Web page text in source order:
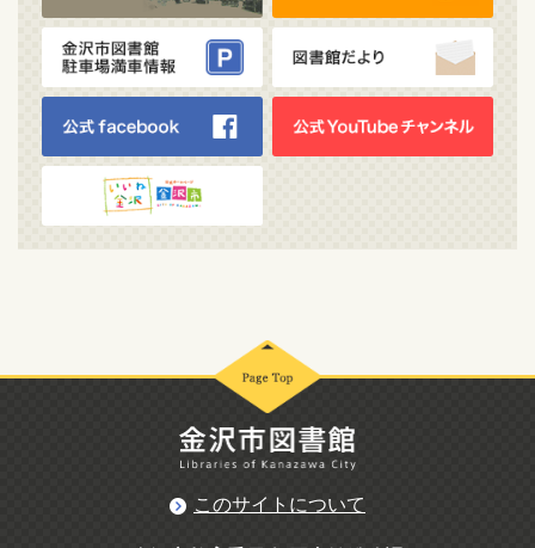
このサイトについて